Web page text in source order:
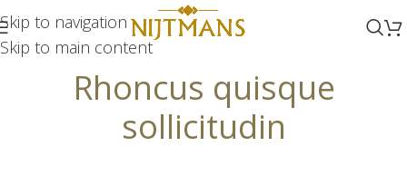
Skip to navigation
Skip to main content
Rhoncus quisque
sollicitudin